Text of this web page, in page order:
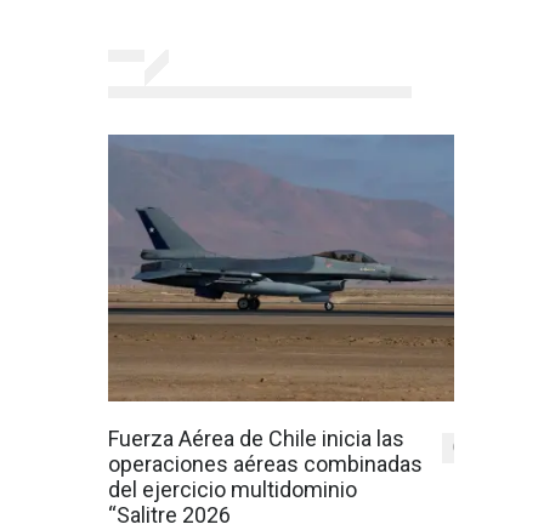
Fuerza Aérea de Chile inicia las
operaciones aéreas combinadas
del ejercicio multidominio
“Salitre 2026
0